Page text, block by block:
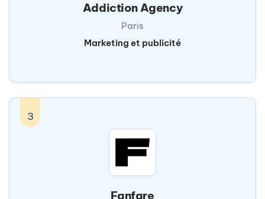
Addiction Agency
Paris
Marketing et publicité
3
Fanfare